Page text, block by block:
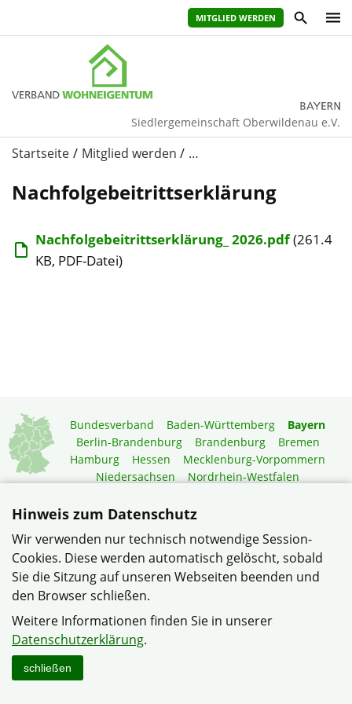
MITGLIED WERDEN
Siedlergemeinschaft Oberwildenau e.V.
Startseite Mitglied werden …
Nachfolgebeitrittserklärung
Nachfolgebeitrittserklärung_ 2026.pdf(261.4
KB, PDF-Datei)
Bundesverband Baden-Württemberg
Bayern
Berlin-Brandenburg
Brandenburg
Bremen
Hamburg
Hessen
Mecklenburg-Vorpommern
Niedersachsen
Nordrhein-Westfalen
Sachsen-Anhalt
Schleswig-Holstein
Mitgliedermagazin
Gartenberatung
© Siedlergemeinschaft Oberwildenau e.V. im Verband
Wohneigentum Bayern e.V.
Datenschutzerklärung
Haftungshinweise
Impressum
Sitemap
Hinweis zum Datenschutz
Wir verwenden nur technisch notwendige Session-
Cookies. Diese werden automatisch gelöscht, sobald
Sie die Sitzung auf unseren Webseiten beenden und
den Browser schließen.
Weitere Informationen finden Sie in unserer
Datenschutzerklärung.
schließen